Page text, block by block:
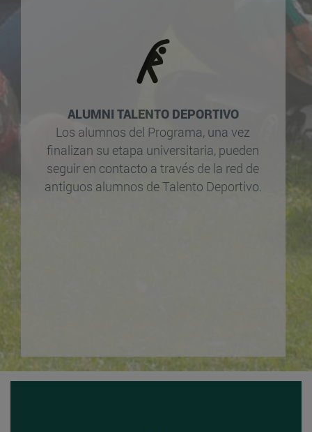
ALUMNI TALENTO DEPORTIVO
Los alumnos del Programa, una vez
finalizan su etapa universitaria, pueden
seguir en contacto a través de la red de
antiguos alumnos de Talento Deportivo.